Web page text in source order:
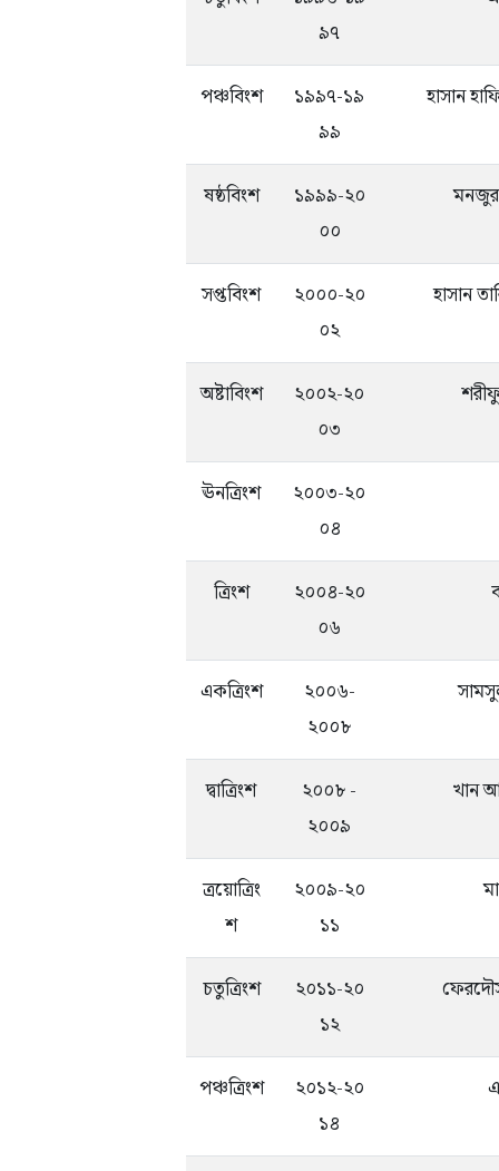
৯৭
পঞ্চবিংশ
১৯৯৭-১৯
৯৯
হাসান
ষষ্ঠবিংশ
১৯৯৯-২০
০০
সপ্তবিংশ
২০০০-২০
০২
হাসান
অষ্টাবিংশ
২০০২-২০
০৩
ঊনত্রিংশ
২০০৩-২০
০৪
ত্রিংশ
২০০৪-২০
০৬
একত্রিংশ
২০০৬-
২০০৮
দ্বাত্রিংশ
২০০৮ -
২০০৯
খান
ত্রয়োত্রিং
শ
২০০৯-২০
১১
চতুত্রিংশ
২০১১-২০
১২
পঞ্চত্রিংশ
২০১২-২০
১৪